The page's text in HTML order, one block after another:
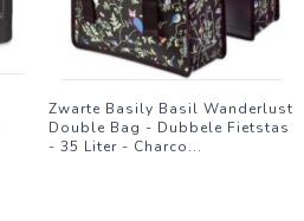
Zwarte Basily Basil Wanderlust
Double Bag - Dubbele Fietstas
- 35 Liter - Charco...